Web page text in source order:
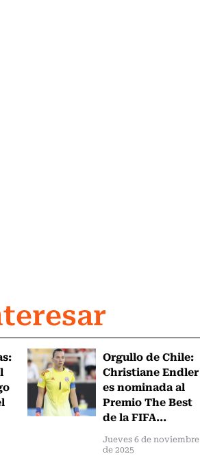
Orgullo de Chile:
Christiane Endler
es nominada al
Premio The Best
de la FIFA...
Jueves 6 de noviembre
de 2025